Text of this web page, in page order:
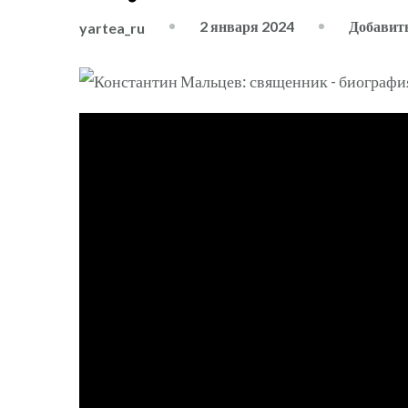
yartea_ru 2 января 2024